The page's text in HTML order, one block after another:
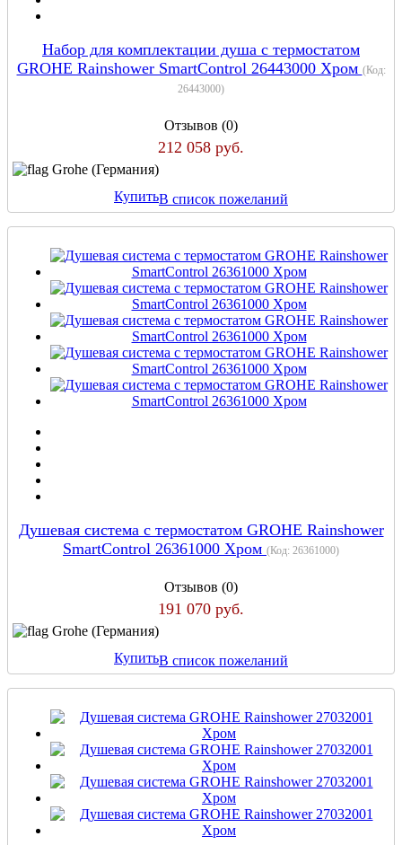
Набор для комплектации душа с термостатом
GROHE Rainshower SmartControl 26443000 Хром (Код:
26443000)
Отзывов (0)
212 058 руб.
Grohe (Германия)
КупитьВ список пожеланий
Душевая система с термостатом GROHE Rainshower
SmartControl 26361000 Хром (Код: 26361000)
Отзывов (0)
191 070 руб.
Grohe (Германия)
КупитьВ список пожеланий